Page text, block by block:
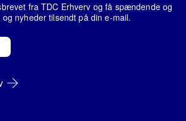
fra TDC Erhverv og få spændende og
nyheder tilsendt på din e-mail.